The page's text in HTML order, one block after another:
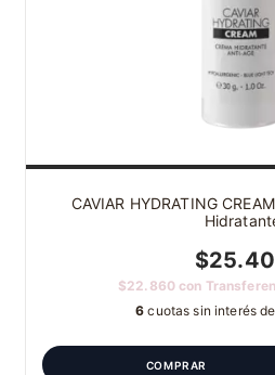
CAVIAR HYDRATING
$22.860con
6 cuotas sin interés de